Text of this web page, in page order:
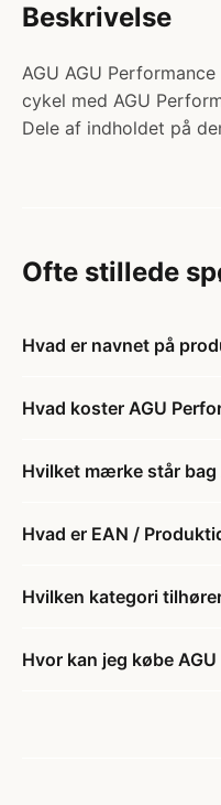
Beskrivelse
AGU AGU
cykel med AGU
Dele af indholdet på
Ofte stillede
Hvad er navnet på
Hvad koster AGU
Hvilket mærke står bag
Hvad er EAN /
Hvilken kategori
Hvor kan jeg købe